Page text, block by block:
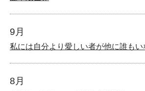
9月
私には自分より愛しい者が他に誰もい
8月